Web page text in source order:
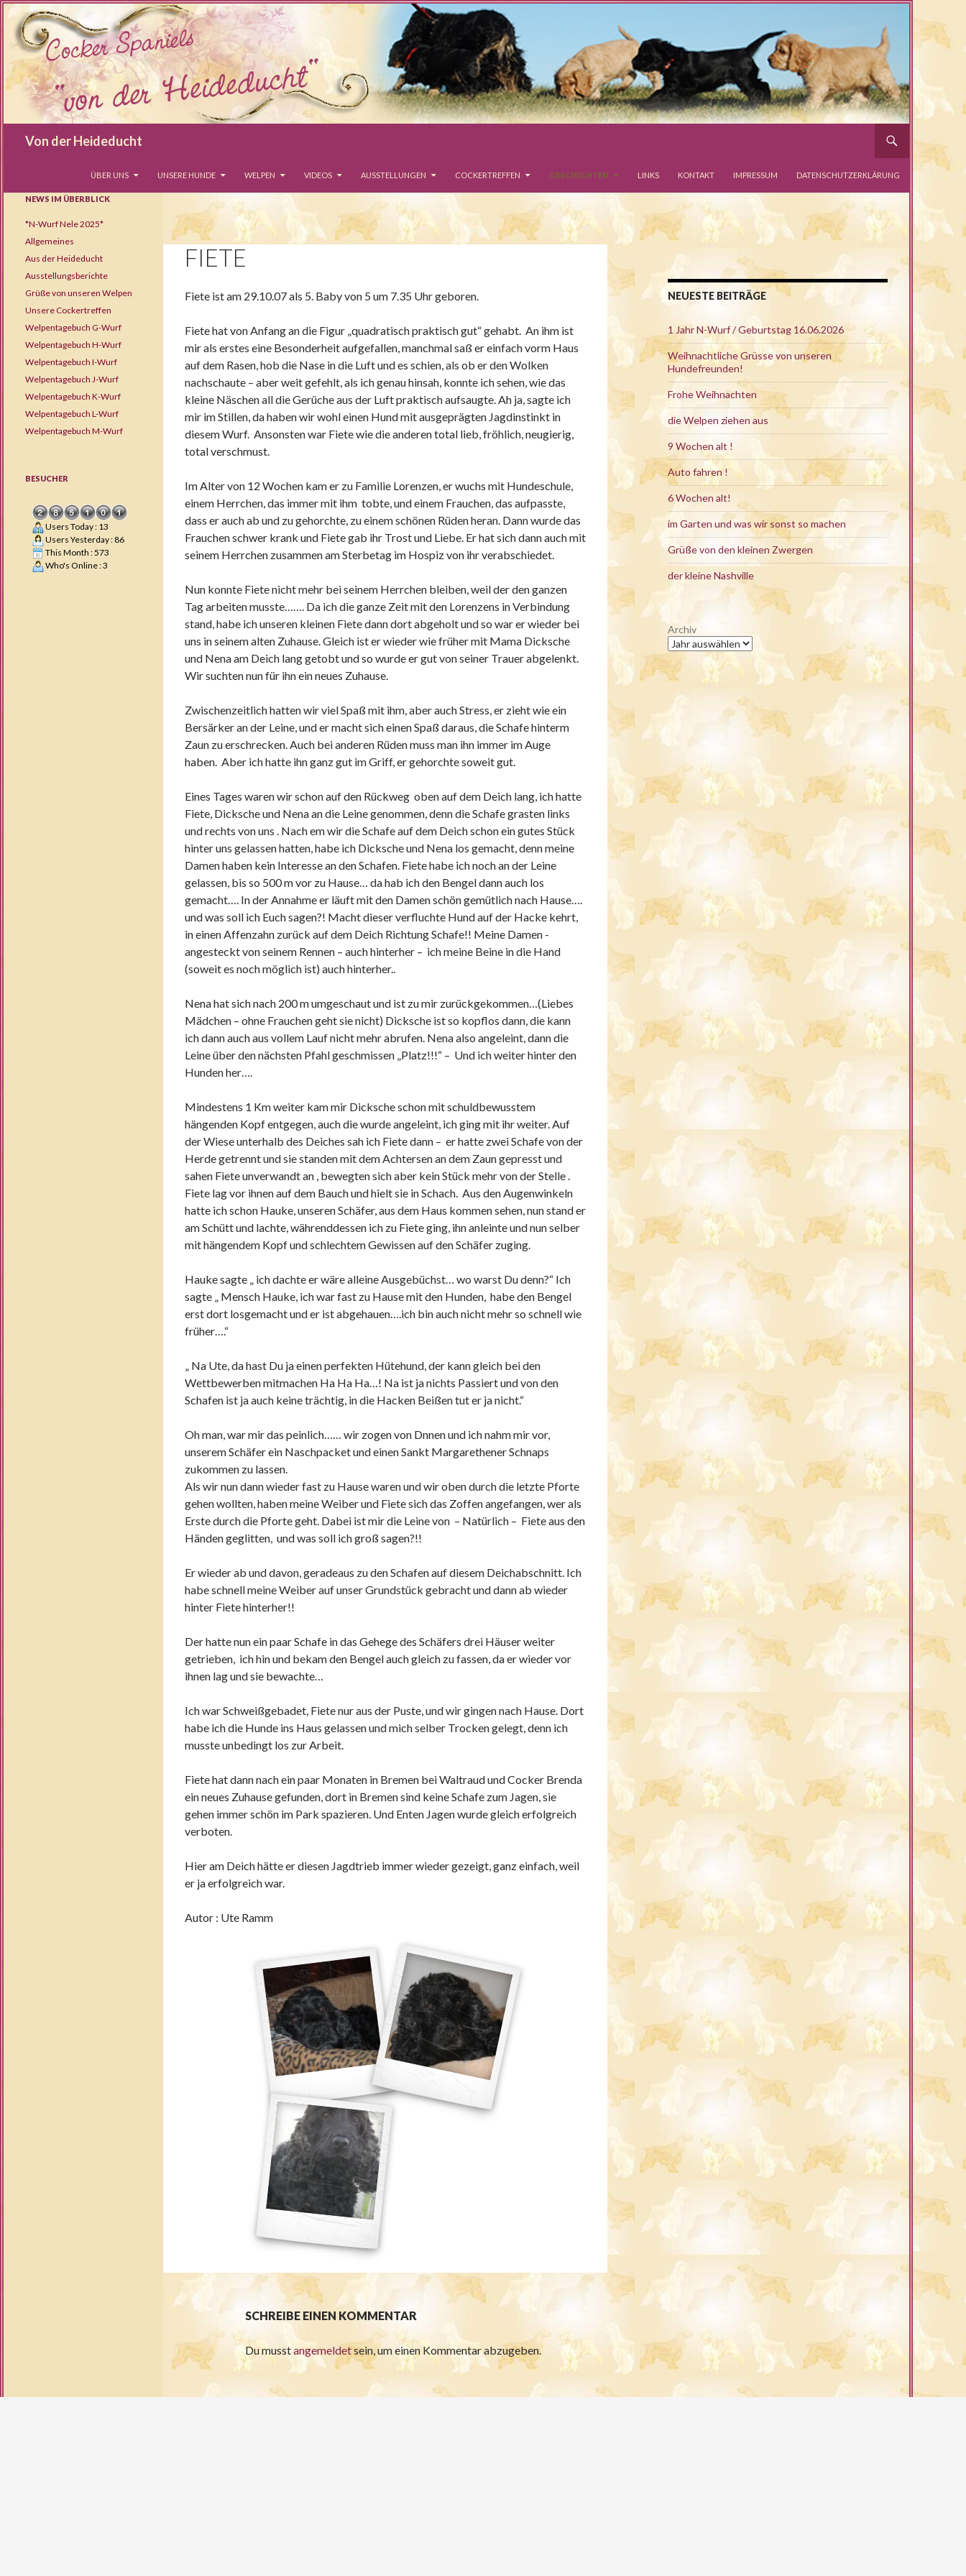
Von der Heideducht
ÜBER UNS
UNSERE HUNDE WELPEN VIDEOS AUSSTELLUNGEN COCKERTREFFEN GESCHICHTEN LINKS KONTAKT IMPRESSUM DATENSCHUTZERKLÄRUNG
FIETE
Fiete ist am 29.10.07 als 5. Baby von 5 um 7.35 Uhr geboren.
Fiete hat von Anfang an die Figur „quadratisch praktisch gut“ gehabt. An ihm ist
mir als erstes eine Besonderheit aufgefallen, manchmal saß er einfach vorm Haus
auf dem Rasen, hob die Nase in die Luft und es schien, als ob er den Wolken
nachschaute – aber weit gefehlt, als ich genau hinsah, konnte ich sehen, wie das
kleine Näschen all die Gerüche aus der Luft praktisch aufsaugte. Ah ja, sagte ich
mir im Stillen, da haben wir wohl einen Hund mit ausgeprägten Jagdinstinkt in
diesem Wurf. Ansonsten war Fiete wie die anderen total lieb, fröhlich, neugierig,
total verschmust.
Im Alter von 12 Wochen kam er zu Familie Lorenzen, er wuchs mit Hundeschule,
einem Herrchen, das immer mit ihm tobte, und einem Frauchen, das aufpasste,
dass er auch ab und zu gehorchte, zu einem schönen Rüden heran. Dann wurde das
Frauchen schwer krank und Fiete gab ihr Trost und Liebe. Er hat sich dann auch mit
seinem Herrchen zusammen am Sterbetag im Hospiz von ihr verabschiedet.
Nun konnte Fiete nicht mehr bei seinem Herrchen bleiben, weil der den ganzen
Tag arbeiten musste……. Da ich die ganze Zeit mit den Lorenzens in Verbindung
stand, habe ich unseren kleinen Fiete dann dort abgeholt und so war er wieder bei
uns in seinem alten Zuhause. Gleich ist er wieder wie früher mit Mama Dicksche
und Nena am Deich lang getobt und so wurde er gut von seiner Trauer abgelenkt.
Wir suchten nun für ihn ein neues Zuhause.
Zwischenzeitlich hatten wir viel Spaß mit ihm, aber auch Stress, er zieht wie ein
Bersärker an der Leine, und er macht sich einen Spaß daraus, die Schafe hinterm
Zaun zu erschrecken. Auch bei anderen Rüden muss man ihn immer im Auge
haben. Aber ich hatte ihn ganz gut im Griff, er gehorchte soweit gut.
Eines Tages waren wir schon auf den Rückweg oben auf dem Deich lang, ich hatte
Fiete, Dicksche und Nena an die Leine genommen, denn die Schafe grasten links
und rechts von uns . Nach em wir die Schafe auf dem Deich schon ein gutes Stück
hinter uns gelassen hatten, habe ich Dicksche und Nena los gemacht, denn meine
Damen haben kein Interesse an den Schafen. Fiete habe ich noch an der Leine
gelassen, bis so 500 m vor zu Hause… da hab ich den Bengel dann auch los
gemacht…. In der Annahme er läuft mit den Damen schön gemütlich nach Hause….
und was soll ich Euch sagen?! Macht dieser verfluchte Hund auf der Hacke kehrt,
in einen Affenzahn zurück auf dem Deich Richtung Schafe!! Meine Damen -
angesteckt von seinem Rennen – auch hinterher – ich meine Beine in die Hand
(soweit es noch möglich ist) auch hinterher..
Nena hat sich nach 200 m umgeschaut und ist zu mir zurückgekommen…(Liebes
Mädchen – ohne Frauchen geht sie nicht) Dicksche ist so kopflos dann, die kann
ich dann auch aus vollem Lauf nicht mehr abrufen. Nena also angeleint, dann die
Leine über den nächsten Pfahl geschmissen „Platz!!!“ – Und ich weiter hinter den
Hunden her….
Mindestens 1 Km weiter kam mir Dicksche schon mit schuldbewusstem
hängenden Kopf entgegen, auch die wurde angeleint, ich ging mit ihr weiter. Auf
der Wiese unterhalb des Deiches sah ich Fiete dann – er hatte zwei Schafe von der
Herde getrennt und sie standen mit dem Achtersen an dem Zaun gepresst und
sahen Fiete unverwandt an , bewegten sich aber kein Stück mehr von der Stelle .
Fiete lag vor ihnen auf dem Bauch und hielt sie in Schach. Aus den Augenwinkeln
hatte ich schon Hauke, unseren Schäfer, aus dem Haus kommen sehen, nun stand er
am Schütt und lachte, währenddessen ich zu Fiete ging, ihn anleinte und nun selber
mit hängendem Kopf und schlechtem Gewissen auf den Schäfer zuging.
Hauke sagte „ ich dachte er wäre alleine Ausgebüchst… wo warst Du denn?“ Ich
sagte „ Mensch Hauke, ich war fast zu Hause mit den Hunden, habe den Bengel
erst dort losgemacht und er ist abgehauen….ich bin auch nicht mehr so schnell wie
früher….“
„ Na Ute, da hast Du ja einen perfekten Hütehund, der kann gleich bei den
Wettbewerben mitmachen Ha Ha Ha…! Na ist ja nichts Passiert und von den
Schafen ist ja auch keine trächtig, in die Hacken Beißen tut er ja nicht.“
Oh man, war mir das peinlich…… wir zogen von Dnnen und ich nahm mir vor,
unserem Schäfer ein Naschpacket und einen Sankt Margarethener Schnaps
zukommen zu lassen.
Als wir nun dann wieder fast zu Hause waren und wir oben durch die letzte Pforte
gehen wollten, haben meine Weiber und Fiete sich das Zoffen angefangen, wer als
Erste durch die Pforte geht. Dabei ist mir die Leine von – Natürlich – Fiete aus den
Händen geglitten, und was soll ich groß sagen?!!
Er wieder ab und davon, geradeaus zu den Schafen auf diesem Deichabschnitt. Ich
habe schnell meine Weiber auf unser Grundstück gebracht und dann ab wieder
hinter Fiete hinterher!!
Der hatte nun ein paar Schafe in das Gehege des Schäfers drei Häuser weiter
getrieben, ich hin und bekam den Bengel auch gleich zu fassen, da er wieder vor
ihnen lag und sie bewachte…
Ich war Schweißgebadet, Fiete nur aus der Puste, und wir gingen nach Hause. Dort
habe ich die Hunde ins Haus gelassen und mich selber Trocken gelegt, denn ich
musste unbedingt los zur Arbeit.
Fiete hat dann nach ein paar Monaten in Bremen bei Waltraud und Cocker Brenda
ein neues Zuhause gefunden, dort in Bremen sind keine Schafe zum Jagen, sie
gehen immer schön im Park spazieren. Und Enten Jagen wurde gleich erfolgreich
verboten.
Hier am Deich hätte er diesen Jagdtrieb immer wieder gezeigt, ganz einfach, weil
er ja erfolgreich war.
Autor : Ute Ramm
SCHREIBE EINEN KOMMENTAR
Du musstangemeldetsein, um einen Kommentar abzugeben.
NEUESTE BEITRÄGE
1 Jahr N-Wurf / Geburtstag 16.06.2026
Weihnachtliche Grüsse von unseren
Hundefreunden!
Frohe Weihnachten
die Welpen ziehen aus
9 Wochen alt !
Auto fahren !
6 Wochen alt!
im Garten und was wir sonst so machen
Grüße von den kleinen Zwergen
der kleine Nashville
Archiv
NEWS IM ÜBERBLICK
*N-Wurf Nele 2025*
Allgemeines
Aus der Heideducht
Ausstellungsberichte
Grüße von unseren Welpen
Unsere Cockertreffen
Welpentagebuch G-Wurf
Welpentagebuch H-Wurf
Welpentagebuch I-Wurf
Welpentagebuch J-Wurf
Welpentagebuch K-Wurf
Welpentagebuch L-Wurf
Welpentagebuch M-Wurf
BESUCHER
Users Today : 13
Users Yesterday : 86
This Month : 573
Who's Online : 3